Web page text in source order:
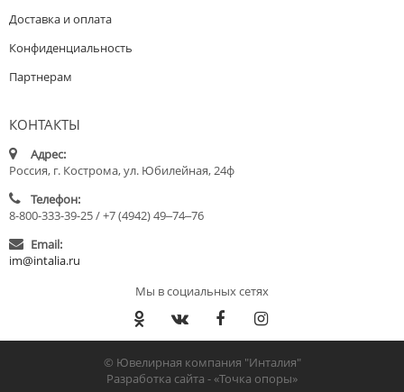
Доставка и оплата
Конфиденциальность
Партнерам
КОНТАКТЫ
Адрес:
Россия, г. Кострома, ул. Юбилейная, 24ф
Телефон:
8-800-333-39-25 / +7 (4942) 49‒74‒76
Email:
im@intalia.ru
Мы в социальных сетях
© Ювелирная компания "Инталия"
Разработка сайта -«Точка опоры»